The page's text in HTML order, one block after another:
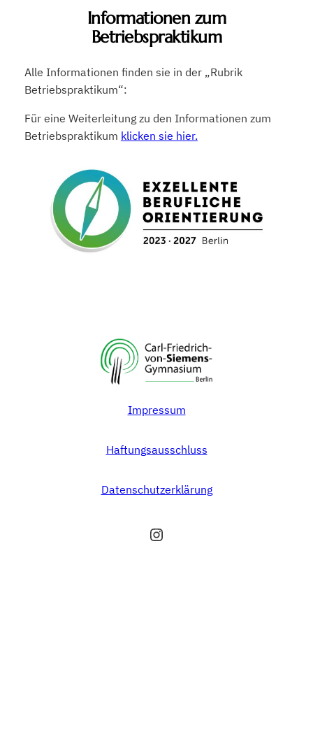
Informationen zum
Betriebspraktikum
Alle Informationen finden sie in der „Rubrik
Betriebspraktikum“:
Für eine Weiterleitung zu den Informationen zum
Betriebspraktikum klicken sie hier.
Impressum
Haftungsausschluss
Datenschutzerklärung
Instagram